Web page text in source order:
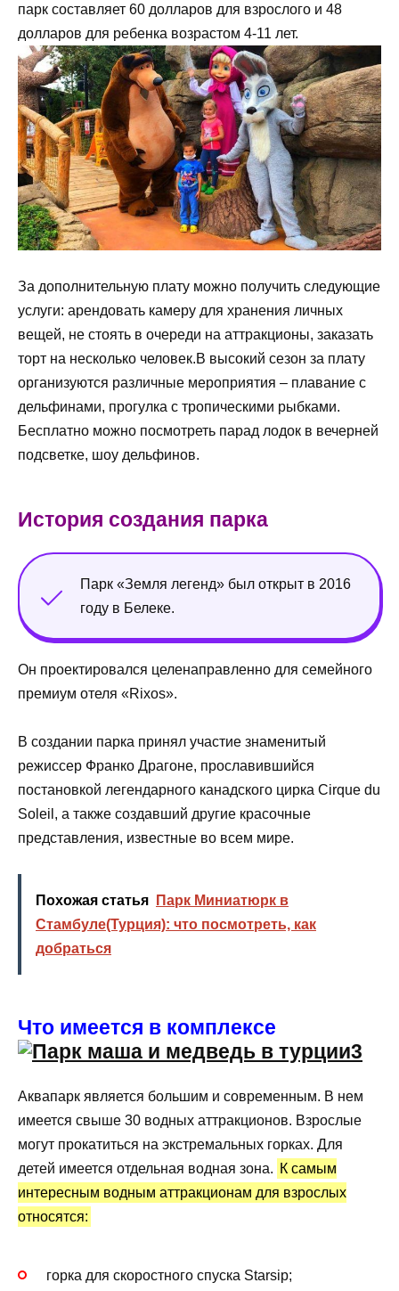
парк составляет 60 долларов для взрослого и 48
долларов для ребенка возрастом 4-11 лет.
За дополнительную плату можно получить следующие
услуги: арендовать камеру для хранения личных
вещей, не стоять в очереди на аттракционы, заказать
торт на несколько человек.В высокий сезон за плату
организуются различные мероприятия – плавание с
дельфинами, прогулка с тропическими рыбками.
Бесплатно можно посмотреть парад лодок в вечерней
подсветке, шоу дельфинов.
История создания парка
Парк «Земля легенд» был открыт в 2016
году в Белеке.
Он проектировался целенаправленно для семейного
премиум отеля «Rixos».
В создании парка принял участие знаменитый
режиссер Франко Драгоне, прославившийся
постановкой легендарного канадского цирка Cirque du
Soleil, а также создавший другие красочные
представления, известные во всем мире.
Похожая статья
Парк Миниатюрк в
Стамбуле(Турция): что посмотреть, как
добраться
Что имеется в комплексе
Аквапарк является большим и современным. В нем
имеется свыше 30 водных аттракционов. Взрослые
могут прокатиться на экстремальных горках. Для
детей имеется отдельная водная зона. К самым
интересным водным аттракционам для взрослых
относятся:
горка для скоростного спуска Starsip;